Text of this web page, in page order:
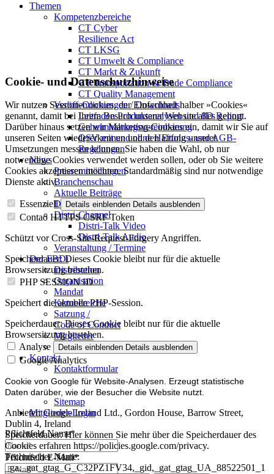
Themen
Kompetenzbereiche
CT Cyber
Resilience Act
CT LKSG
CT Umwelt & Compliance
CT Markt & Zukunft
CT Transportation & Trade Compliance
CT Quality Management
Veröffentlichungen / Downloads
Leitfaden Produktanalysen und 8D Report
Geheimhaltungsverein­barung
QSV mit und ohne Haftungs- und AGB-
Regelungen
News
Pressemitteilungen
Branchenschau
Aktuelle Beiträge
Dossier – 20 Jahre FBDi
Distri-Channel
Distri-Talk Video
Distri-Talk Audio
Veranstaltung / Termine
Der FBDi
Distribution
Organisation
Mandat
Kernbereiche
Satzung /
Code of Conduct
Mitglieder
Mitglied werden
Kontakt
Kontaktformular
Impressum
Datenschutz
Sitemap
Mitglieder-Login
PflichtfeldName*
PflichtfeldE-Mail*
Cookie- und Datenschutzhinweise
Wir nutzen Session-Cookies, der Einfachheit halber »Cookies«
genannt, damit bei Ihrem Besuch unserer Website alles gelingt.
Darüber hinaus setzen wir Marketing-Cookies ein, damit wir Sie auf
unseren Seiten wiedererkennen und den Erfolg unserer
Umsetzungen messen können. Sie haben die Wahl, ob nur
notwendige Cookies verwendet werden sollen, oder ob Sie weitere
Cookies akzeptieren möchten. Standardmäßig sind nur notwendige
Dienste aktiv.
Essenziell Details einblenden Details ausblenden
Contao HTTPS CSRF Token
Schützt vor Cross-Site-Request-Forgery Angriffen.
Speicherdauer:Dieses Cookie bleibt nur für die aktuelle
Browsersitzung bestehen.
PHP SESSION ID
Speichert die aktuelle PHP-Session.
Speicherdauer:Dieses Cookie bleibt nur für die aktuelle
Browsersitzung bestehen.
Analyse
Details einblenden Details ausblenden
Google Analytics
Cookie von Google für Website-Analysen. Erzeugt statistische
Daten darüber, wie der Besucher die Website nutzt.
Anbieter:Google Ireland Ltd., Gordon House, Barrow Street,
Dublin 4, Ireland
Speicherdauer:Hier können Sie mehr über die Speicherdauer des
Cookies erfahren https://policies.google.com/privacy.
Technischer Name:
_ga,_gat_gtag_G_C32PZ1FV34,_gid,_gat_gtag_UA_88522501_1